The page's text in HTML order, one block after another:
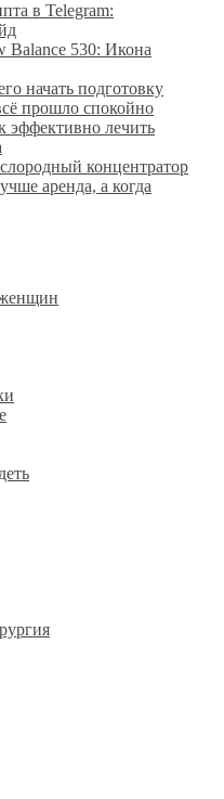
в Telegram:
Balance 530: Икона
начать подготовку
прошло спокойно
эффективно лечить
концентратор
аренда, а когда